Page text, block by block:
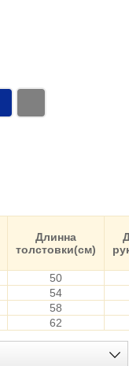
Длинна
толстовки(см)
50
54
58
62